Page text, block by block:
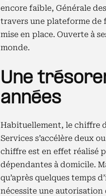
encore faible, Générale
travers une plateforme
mise en place. Ouverte à
monde.
Une
années
Habituellement, le chiffre
Services s’accélère deux
chiffre est en effet réalisé
dépendantes à domicile.
qu’après quelques temps
nécessite une autorisation